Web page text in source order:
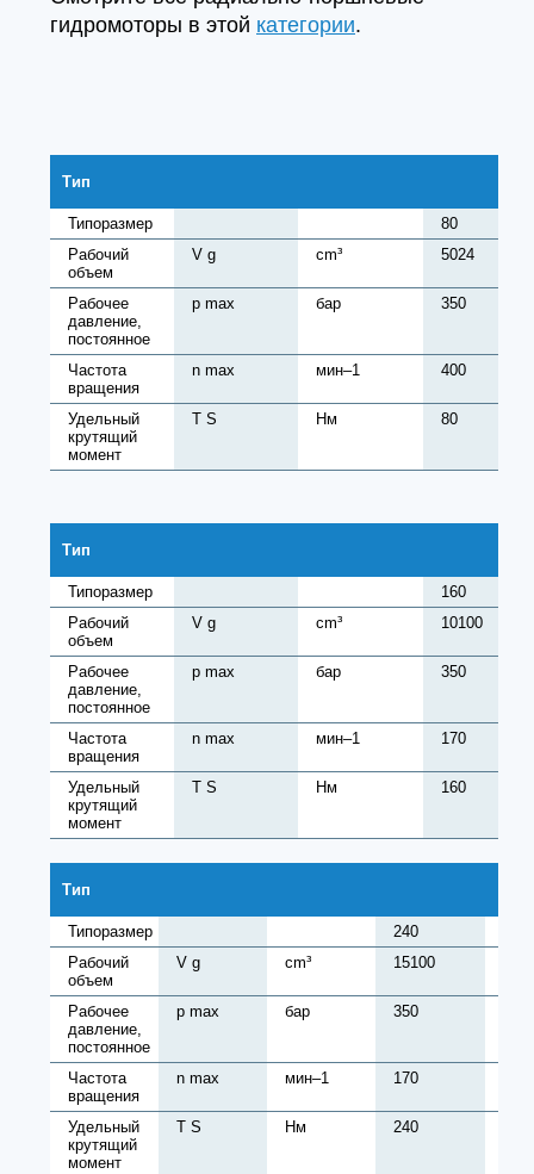
гидромоторы в этой категории.
Тип
Типоразмер
80
Рабочий
объем
V g cm³ 5024
Рабочее
давление,
постоянное
p max бар 350
Частота
вращения
n max мин–1 400
Удельный
крутящий
момент
T S Нм 80
Тип
Типоразмер
160
Рабочий
объем
V g cm³ 10100
Рабочее
давление,
постоянное
p max бар 350
Частота
вращения
n max мин–1 170
Удельный
крутящий
момент
T S Нм 160
Тип
Типоразмер 240
Рабочий
объем
V g cm³ 15100
Рабочее
давление,
постоянное
p max бар 350
Частота
вращения
n max мин–1 170
Удельный
крутящий
момент
T S Нм 240